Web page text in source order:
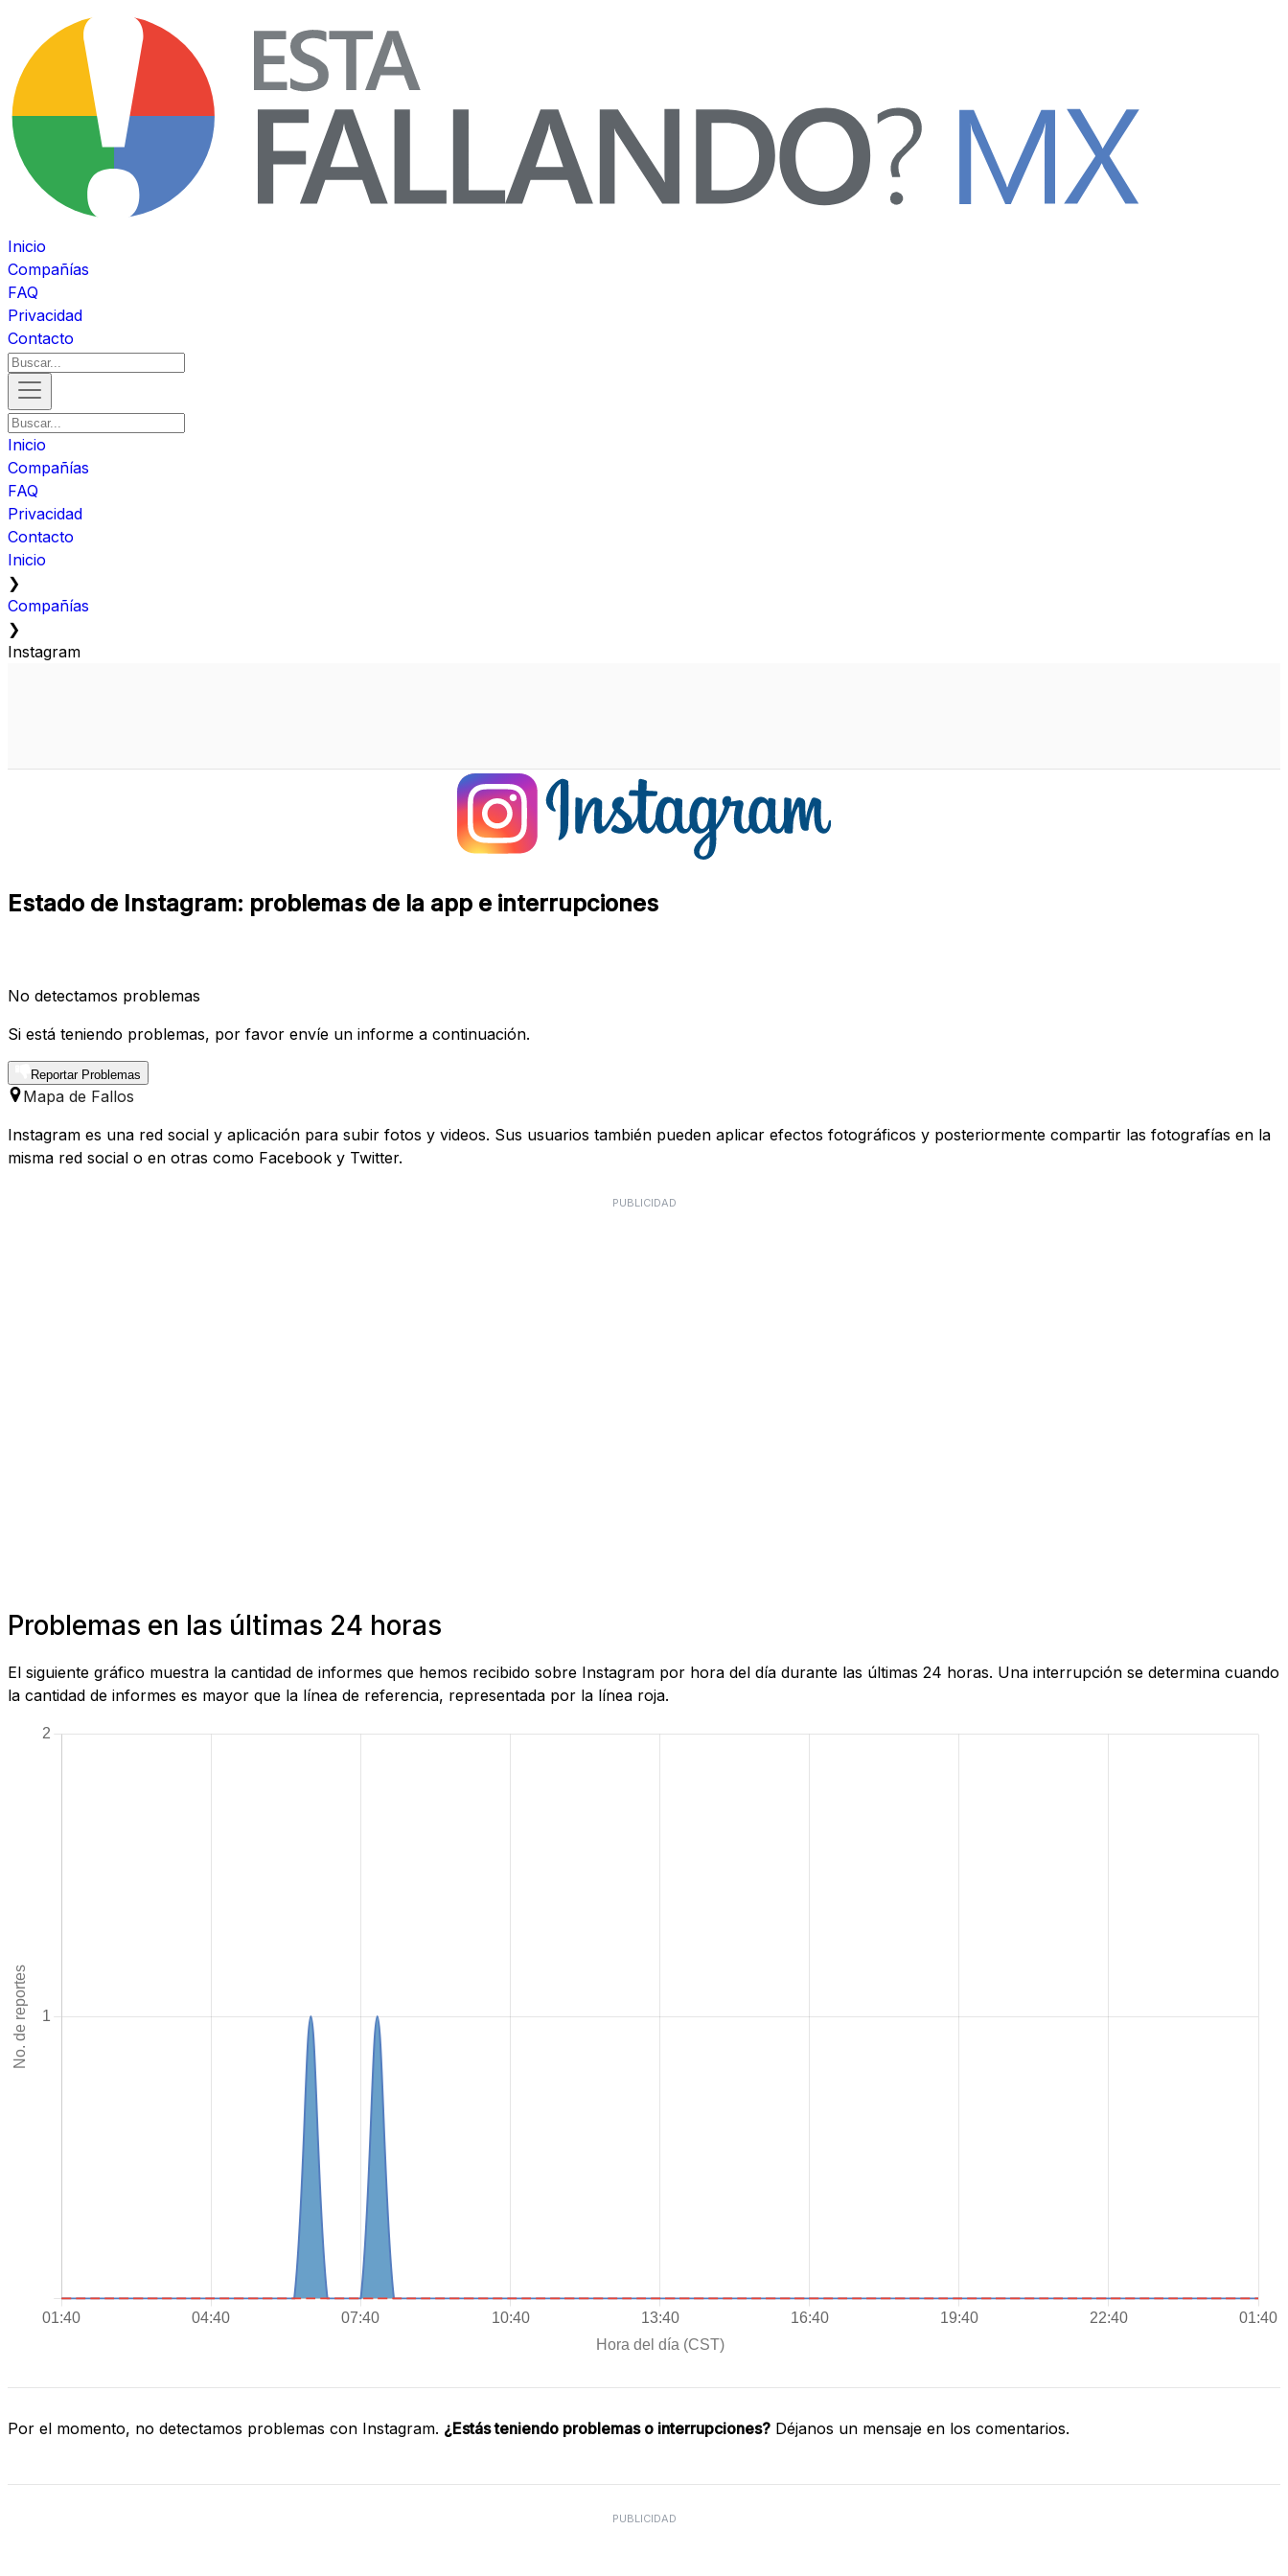
Inicio
Compañías
FAQ
Privacidad
Contacto
Inicio
Compañías
FAQ
Privacidad
Contacto
Inicio
❯
Compañías
❯
Instagram
Estado de Instagram: problemas de la app e interrupciones
No detectamos problemas
Si está teniendo problemas, por favor envíe un informe a continuación.
Reportar Problemas
Mapa de Fallos
Instagram es una red social y aplicación para subir fotos y videos. Sus usuarios también pueden aplicar efectos fotográficos y posteriormente compartir las fotografías en la
misma red social o en otras como Facebook y Twitter.
PUBLICIDAD
Problemas en las últimas 24 horas
El siguiente gráfico muestra la cantidad de informes que hemos recibido sobre Instagram por hora del día durante las últimas 24 horas. Una interrupción se determina cuando
la cantidad de informes es mayor que la línea de referencia, representada por la línea roja.
Por el momento, no detectamos problemas con Instagram. ¿Estás teniendo problemas o interrupciones? Déjanos un mensaje en los comentarios.
PUBLICIDAD